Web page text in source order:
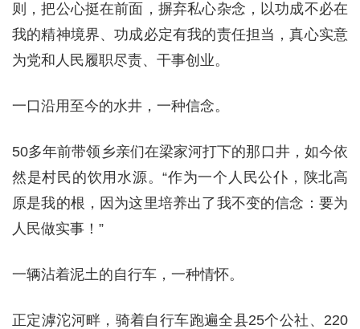
则，把公心挺在前面，摒弃私心杂念，以功成不必在
我的精神境界、功成必定有我的责任担当，真心实意
为党和人民履职尽责、干事创业。
一口沿用至今的水井，一种信念。
50多年前带领乡亲们在梁家河打下的那口井，如今依
然是村民的饮用水源。“作为一个人民公仆，陕北高
原是我的根，因为这里培养出了我不变的信念：要为
人民做实事！”
一辆沾着泥土的自行车，一种情怀。
正定滹沱河畔，骑着自行车跑遍全县25个公社、220